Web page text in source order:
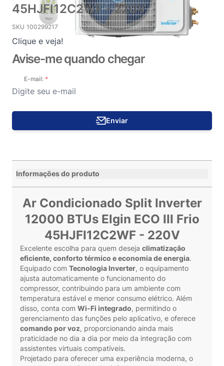
45HJFI12C2WF - 220V
SKU 100299217
Clique e veja!
Avise-me quando chegar
E-mail:
Enviar
Informações do produto
Ar Condicionado Split Inverter
12000 BTUs Elgin ECO III Frio
45HJFI12C2WF - 220V
Excelente escolha para quem deseja climatização
eficiente, conforto térmico e economia de energia.
Equipado com Tecnologia Inverter, o equipamento
ajusta automaticamente o funcionamento do
compressor, contribuindo para um ambiente com
temperatura estável e menor consumo elétrico. Além
disso, conta com Wi-Fi integrado, permitindo o
gerenciamento das funções pelo aplicativo, e oferece
comando por voz, proporcionando ainda mais
praticidade no dia a dia por meio da integração com
assistentes virtuais compatíveis.
Projetado para oferecer uma experiência moderna, o